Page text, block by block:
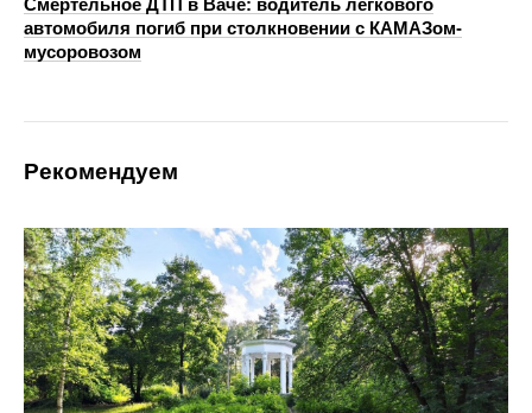
Смертельное ДТП в Ваче: водитель легкового
автомобиля погиб при столкновении с КАМАЗом-
мусоровозом
Рекомендуем